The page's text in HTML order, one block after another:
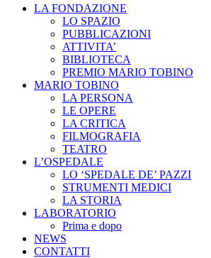
LA FONDAZIONE
LO SPAZIO
PUBBLICAZIONI
ATTIVITA’
BIBLIOTECA
PREMIO MARIO TOBINO
MARIO TOBINO
LA PERSONA
LE OPERE
LA CRITICA
FILMOGRAFIA
TEATRO
L’OSPEDALE
LO ‘SPEDALE DE’ PAZZI
STRUMENTI MEDICI
LA STORIA
LABORATORIO
Prima e dopo
NEWS
CONTATTI